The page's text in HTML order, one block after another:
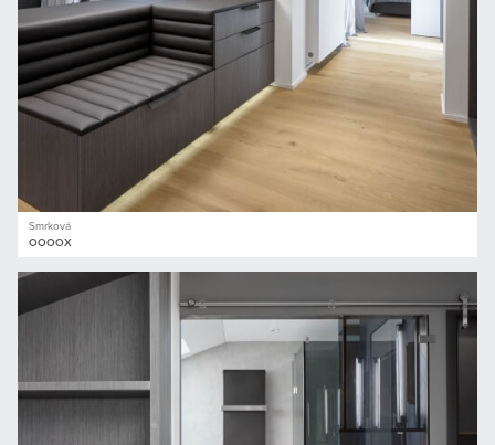
Smrková
OOOOX